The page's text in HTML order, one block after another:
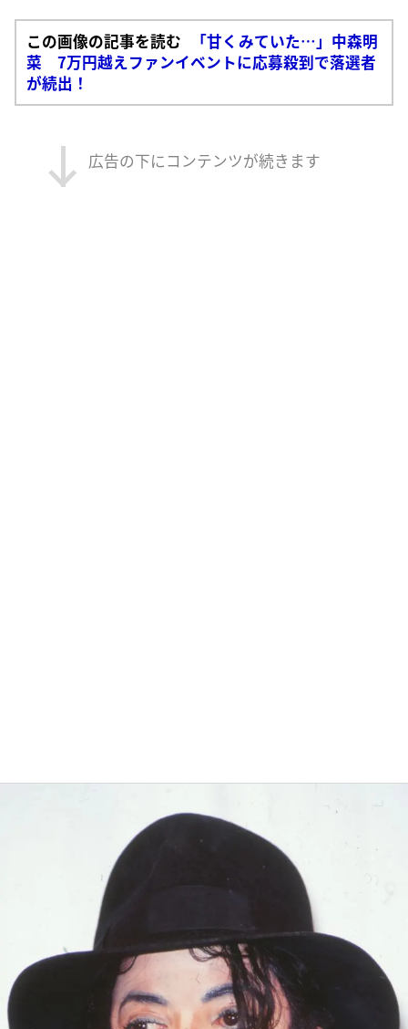
この画像の記事を読む
「甘くみていた…」中森明
菜 7万円越えファンイベントに応募殺到で落選者
が続出！
広告の下にコンテンツが続きます